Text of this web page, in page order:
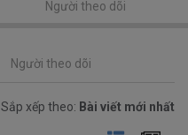
Người theo dõi
Sắp xếp theo: Bài viết mới nhất
Người theo dõi